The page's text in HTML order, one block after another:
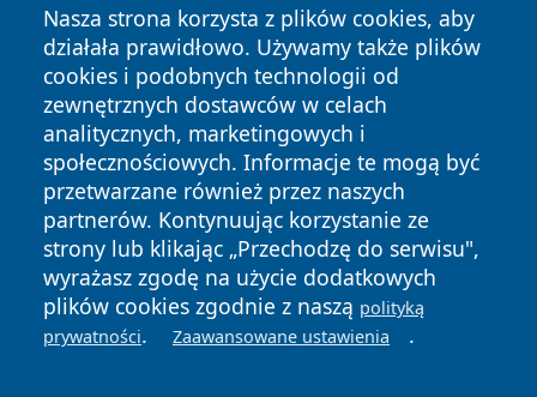
Nasza strona korzysta z plików cookies, aby
działała prawidłowo. Używamy także plików
cookies i podobnych technologii od
zewnętrznych dostawców w celach
analitycznych, marketingowych i
społecznościowych. Informacje te mogą być
przetwarzane również przez naszych
partnerów. Kontynuując korzystanie ze
strony lub klikając „Przechodzę do serwisu",
wyrażasz zgodę na użycie dodatkowych
plików cookies zgodnie z naszą polityką
prywatności. Zaawansowane ustawienia .
Copyright © 2026 echowarszawy.pl Wszystkie prawa
zastrzeżone.
News Autorzy
Polityka
Prywatności
Polityka
Cookies